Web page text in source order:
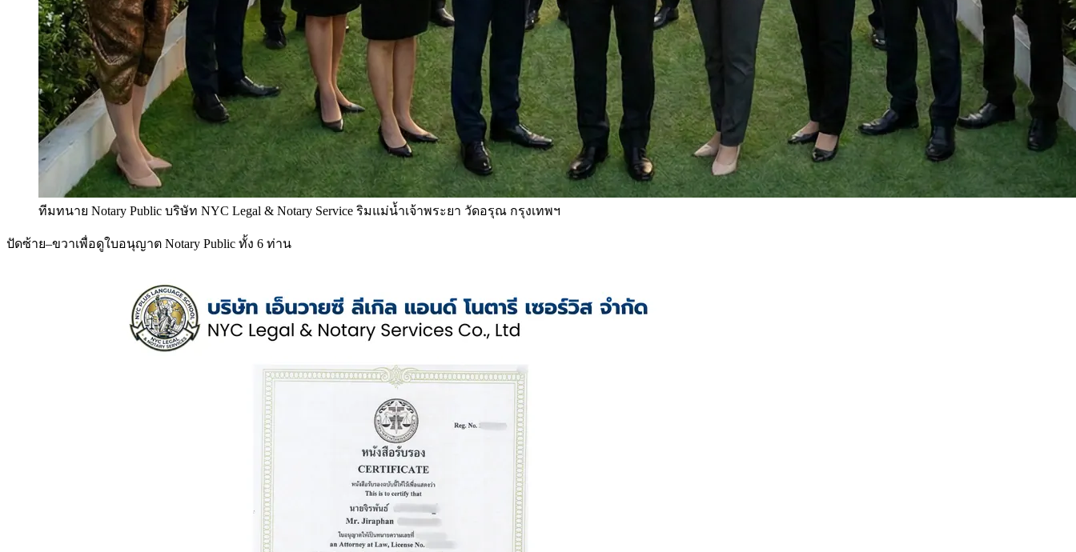
ทีมทนาย Notary Public บริษัท NYC Legal & Notary Service ริมแม่น้ำเจ้าพระยา วัดอรุณ กรุงเทพฯ
ปัดซ้าย–ขวาเพื่อดูใบอนุญาต Notary Public ทั้ง 6 ท่าน